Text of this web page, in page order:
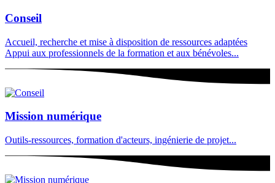
Conseil
Accueil, recherche et mise à disposition de ressources adaptées
Appui aux professionnels de la formation et aux bénévoles...
Mission numérique
Outils-ressources, formation d'acteurs, ingénierie de projet...